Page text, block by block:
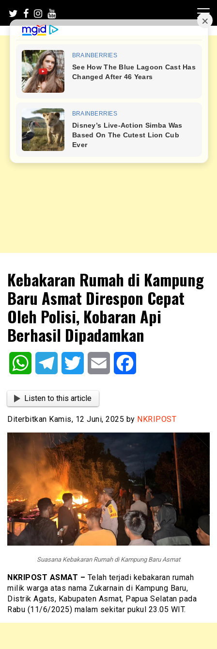
content
NKRIPOST
Kebakaran Rumah di Kampung
Baru Asmat Direspon Cepat
Oleh Polisi, Kobaran Api
Berhasil Dipadamkan
WhatsAppTelegram Twitter Email
Listen to this article
Diterbitkan Kamis, 12 Juni, 2025 by NKRIPOST
Suasana Kebakaran Rumah di Kampung Baru Asmat
NKRIPOST ASMAT – Telah terjadi kebakaran rumah
milik warga atas nama Zukarnain di Kampung Baru,
Distrik Agats, Kabupaten Asmat, Papua Selatan pada
Rabu (11/6/2025) malam sekitar pukul 23.05 WIT.